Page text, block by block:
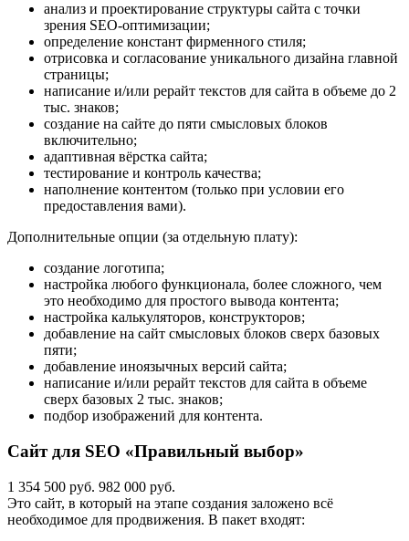
анализ и проектирование структуры сайта с точки
зрения SEO-оптимизации;
определение констант фирменного стиля;
отрисовка и согласование уникального дизайна главной
страницы;
написание и/или рерайт текстов для сайта в объеме до 2
тыс. знаков;
создание на сайте до пяти смысловых блоков
включительно;
адаптивная вёрстка сайта;
тестирование и контроль качества;
наполнение контентом (только при условии его
предоставления вами).
Дополнительные опции (за отдельную плату):
создание логотипа;
настройка любого функционала, более сложного, чем
это необходимо для простого вывода контента;
настройка калькуляторов, конструкторов;
добавление на сайт смысловых блоков сверх базовых
пяти;
добавление иноязычных версий сайта;
написание и/или рерайт текстов для сайта в объеме
сверх базовых 2 тыс. знаков;
подбор изображений для контента.
Сайт для SEO «Правильный выбор»
1 354 500 руб. 982 000 руб.
Это сайт, в который на этапе создания заложено всё
необходимое для продвижения. В пакет входят: